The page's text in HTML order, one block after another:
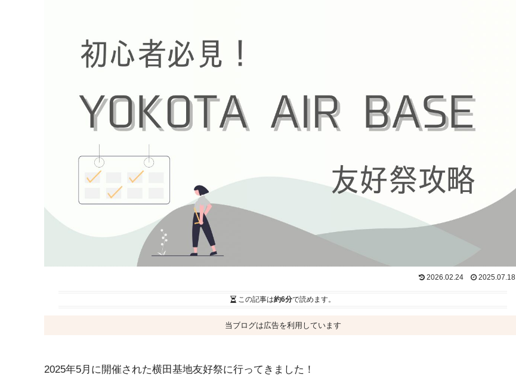
2026.02.24 2025.07.18
この記事は約6分で読めます。
当ブログは広告を利用しています
2025年5月に開催された横田基地友好祭に行ってきました！